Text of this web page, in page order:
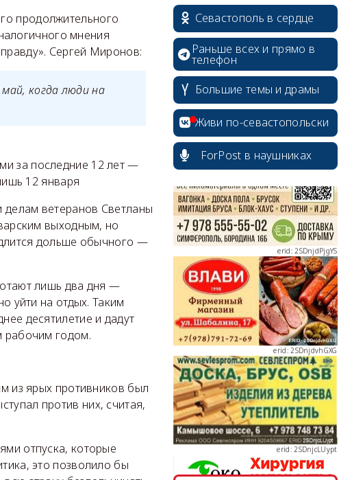
продолжительного
мнения
Сергей Миронов:
когда люди на
за последние 12 лет —
12 января
делам ветеранов Светланы
выходным, но
дольше обычного —
лишь два дня —
уйти на отдых. Таким
десятилетие и дадут
рабочим годом.
из ярых противников был
против них, считая,
отпуска, которые
это позволило бы
Севастополь в сердце
Раньше всех и прямо в
телефон
Большие темы и драмы
Живи по-севастопольски
ForPost в наушниках
erid: 2SDnjcrDNw6
erid: 2SDnjdPjgYS
erid: 2SDnjdvhGXG
erid: 2SDnjcLUypt